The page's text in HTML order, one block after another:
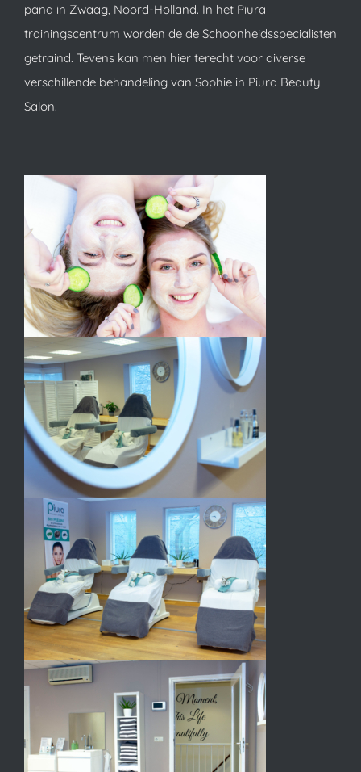
pand in Zwaag, Noord-Holland. In het Piura
trainingscentrum worden de de Schoonheidsspecialisten
getraind. Tevens kan men hier terecht voor diverse
verschillende behandeling van Sophie in Piura Beauty
Salon.